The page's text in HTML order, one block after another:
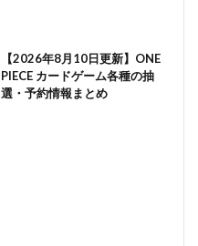
【2026年8月10日更新】ONE
PIECE カードゲーム各種の抽
選・予約情報まとめ